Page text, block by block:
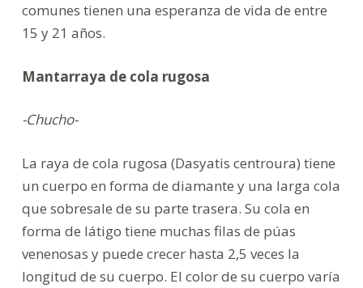
comunes tienen una esperanza de vida de entre
15 y 21 años.
Mantarraya de cola rugosa
-Chucho-
La raya de cola rugosa (Dasyatis centroura) tiene
un cuerpo en forma de diamante y una larga cola
que sobresale de su parte trasera. Su cola en
forma de látigo tiene muchas filas de púas
venenosas y puede crecer hasta 2,5 veces la
longitud de su cuerpo. El color de su cuerpo varía